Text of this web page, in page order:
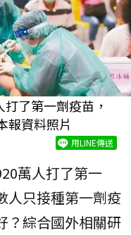
了第一劑疫苗，
報資料照片
用LINE傳送
萬人打了第一
人只接種第一劑疫
？綜合國外相關研